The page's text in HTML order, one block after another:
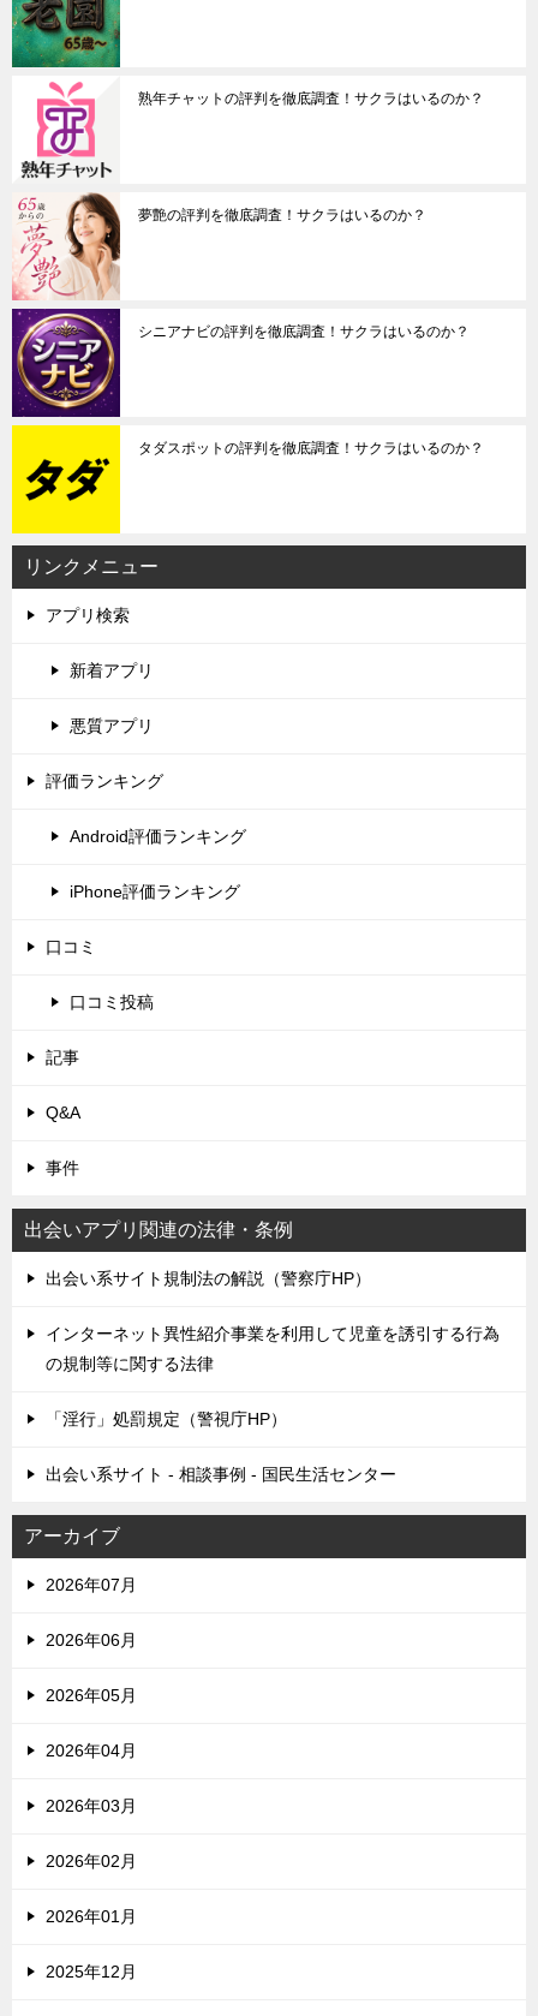
熟年チャットの評判を徹底調査！サクラはいるのか？
夢艶の評判を徹底調査！サクラはいるのか？
シニアナビの評判を徹底調査！サクラはいるのか？
タダスポットの評判を徹底調査！サクラはいるのか？
リンクメニュー
アプリ検索
新着アプリ
悪質アプリ
評価ランキング
Android評価ランキング
iPhone評価ランキング
口コミ
口コミ投稿
記事
Q&A
事件
出会いアプリ関連の法律・条例
出会い系サイト規制法の解説（警察庁HP）
インターネット異性紹介事業を利用して児童を誘引する行為
の規制等に関する法律
「淫行」処罰規定（警視庁HP）
出会い系サイト - 相談事例 - 国民生活センター
アーカイブ
2026年07月
2026年06月
2026年05月
2026年04月
2026年03月
2026年02月
2026年01月
2025年12月